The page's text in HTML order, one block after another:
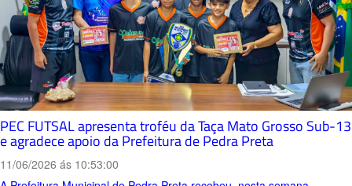
PEC FUTSAL apresenta troféu da Taça Mato Grosso Sub-13
e agradece apoio da Prefeitura de Pedra Preta
11/06/2026 ás 10:53:00